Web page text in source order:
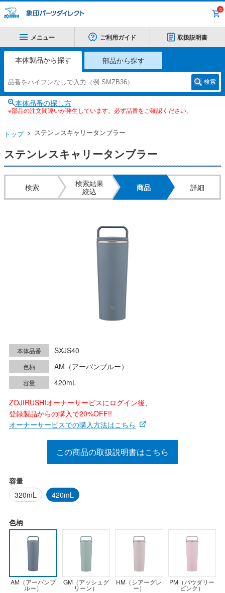
0
メニュー ご利用ガイド 取扱説明書
本体製品から探す 部品から探す
検索
本体品番の探し方
※部品の注文間違いが発生しています。必ず品番をご確認ください。
トップ ステンレスキャリータンブラー
ステンレスキャリータンブラー
検索
検索結果
絞込
商品 詳細
本体品番 SXJS40
色柄 AM（アーバンブルー）
容量
420mL
ZOJIRUSHIオーナーサービスにログイン後、
登録製品からの購入で20%OFF!!
オーナーサービスでの購入方法はこちら
この商品の取扱説明書はこちら
容量
320mL
420mL
色柄
AM（アーバンブ
ルー）
GM（アッシュグ
リーン）
HM（シアーグレ
ー）
PM（パウダリー
ピンク）